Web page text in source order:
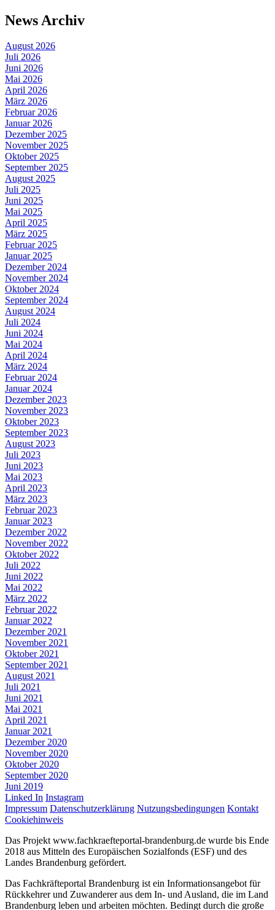
News Archiv
August 2026
Juli 2026
Juni 2026
Mai 2026
April 2026
März 2026
Februar 2026
Januar 2026
Dezember 2025
November 2025
Oktober 2025
September 2025
August 2025
Juli 2025
Juni 2025
Mai 2025
April 2025
März 2025
Februar 2025
Januar 2025
Dezember 2024
November 2024
Oktober 2024
September 2024
August 2024
Juli 2024
Juni 2024
Mai 2024
April 2024
März 2024
Februar 2024
Januar 2024
Dezember 2023
November 2023
Oktober 2023
September 2023
August 2023
Juli 2023
Juni 2023
Mai 2023
April 2023
März 2023
Februar 2023
Januar 2023
Dezember 2022
November 2022
Oktober 2022
Juli 2022
Juni 2022
Mai 2022
März 2022
Februar 2022
Januar 2022
Dezember 2021
November 2021
Oktober 2021
September 2021
August 2021
Juli 2021
Juni 2021
Mai 2021
April 2021
Januar 2021
Dezember 2020
November 2020
Oktober 2020
September 2020
Juni 2019
Linked In Instagram
Impressum Datenschutzerklärung Nutzungsbedingungen Kontakt
Cookiehinweis
Das Projekt www.fachkraefteportal-brandenburg.de wurde bis Ende
2018 aus Mitteln des Europäischen Sozialfonds (ESF) und des
Landes Brandenburg gefördert.
Das Fachkräfteportal Brandenburg ist ein Informationsangebot für
Rückkehrer und Zuwanderer aus dem In- und Ausland, die im Land
Brandenburg leben und arbeiten möchten. Bedingt durch die große